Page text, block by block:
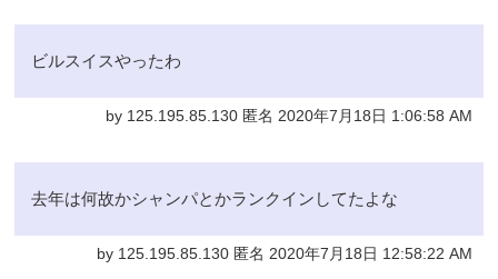
ビルスイスやったわ
by 125.195.85.130 匿名 2020年7月18日 1:06:58 AM
去年は何故かシャンパとかランクインしてたよな
by 125.195.85.130 匿名 2020年7月18日 12:58:22 AM